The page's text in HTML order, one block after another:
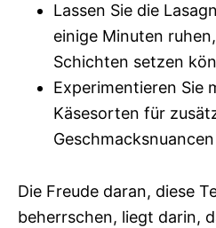
Lassen Sie die
einige Minuten
Schichten setzen
Experimentieren Sie
Käsesorten für
Die Freude daran, diese
beherrschen, liegt darin,